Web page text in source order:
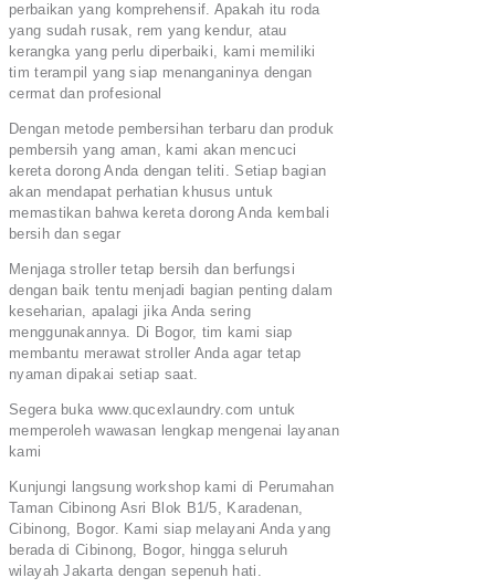
perbaikan yang komprehensif. Apakah itu roda
yang sudah rusak, rem yang kendur, atau
kerangka yang perlu diperbaiki, kami memiliki
tim terampil yang siap menanganinya dengan
cermat dan profesional
Dengan metode pembersihan terbaru dan produk
pembersih yang aman, kami akan mencuci
kereta dorong Anda dengan teliti. Setiap bagian
akan mendapat perhatian khusus untuk
memastikan bahwa kereta dorong Anda kembali
bersih dan segar
Menjaga stroller tetap bersih dan berfungsi
dengan baik tentu menjadi bagian penting dalam
keseharian, apalagi jika Anda sering
menggunakannya. Di Bogor, tim kami siap
membantu merawat stroller Anda agar tetap
nyaman dipakai setiap saat.
Segera buka www.qucexlaundry.com untuk
memperoleh wawasan lengkap mengenai layanan
kami
Kunjungi langsung workshop kami di Perumahan
Taman Cibinong Asri Blok B1/5, Karadenan,
Cibinong, Bogor. Kami siap melayani Anda yang
berada di Cibinong, Bogor, hingga seluruh
wilayah Jakarta dengan sepenuh hati.